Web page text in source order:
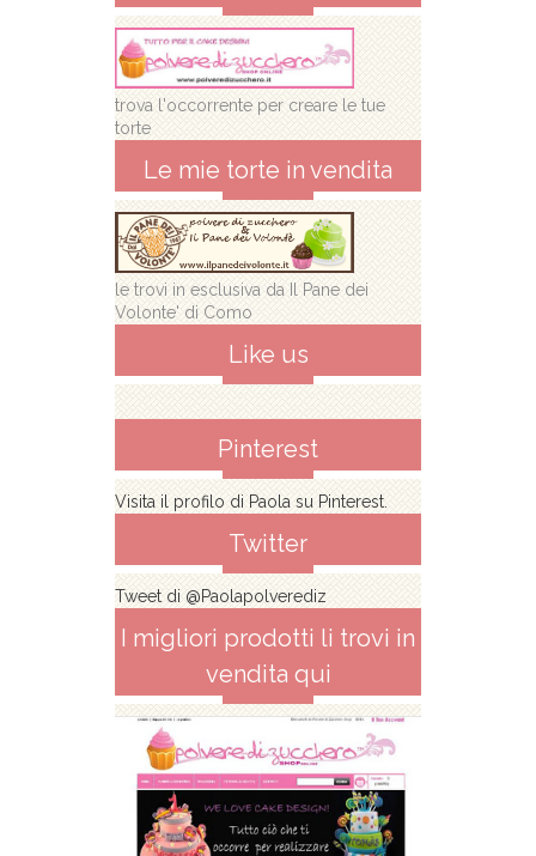
trova l'occorrente per creare le tue
torte
Le mie torte in vendita
le trovi in esclusiva da Il Pane dei
Volonte' di Como
Like us
Pinterest
Visita il profilo di Paola su Pinterest.
Twitter
Tweet di @Paolapolverediz
I migliori prodotti li trovi in
vendita qui